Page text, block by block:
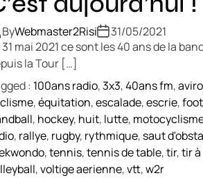
ByWebmaster2Risi
31/05/2021
31 mai 2021 ce sont les 40 ans de la
la Tour […]
: 100ans radio,3x3,40ans fm,
,équitation,escalade,escrie,foot
, hockey, huit, lutte,
, rallye, rugby, rythmique, saut
,tennis,tennis de table,tir,tir
,voltige aerienne,vtt,w2r